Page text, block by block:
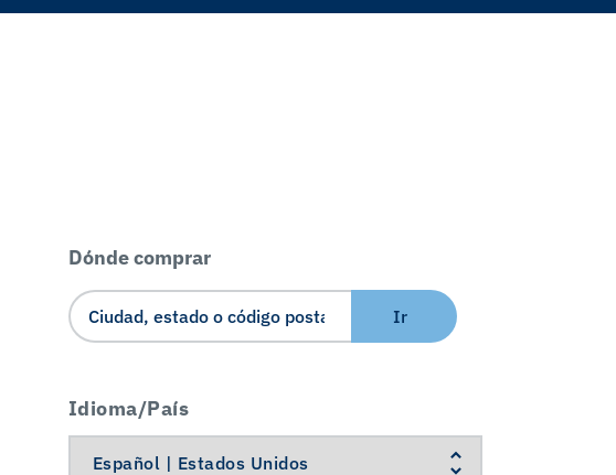
Dónde comprar
Ir
Idioma/País